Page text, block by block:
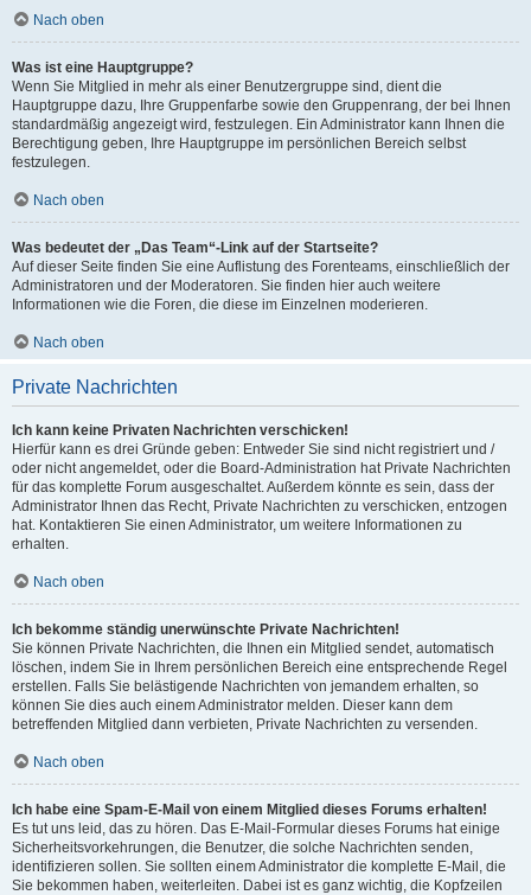
Nach oben
Was ist eine Hauptgruppe?
Wenn Sie Mitglied in mehr als einer Benutzergruppe sind, dient die
Hauptgruppe dazu, Ihre Gruppenfarbe sowie den Gruppenrang, der bei Ihnen
standardmäßig angezeigt wird, festzulegen. Ein Administrator kann Ihnen die
Berechtigung geben, Ihre Hauptgruppe im persönlichen Bereich selbst
festzulegen.
Nach oben
Was bedeutet der „Das Team“-Link auf der Startseite?
Auf dieser Seite finden Sie eine Auflistung des Forenteams, einschließlich der
Administratoren und der Moderatoren. Sie finden hier auch weitere
Informationen wie die Foren, die diese im Einzelnen moderieren.
Nach oben
Private Nachrichten
Ich kann keine Privaten Nachrichten verschicken!
Hierfür kann es drei Gründe geben: Entweder Sie sind nicht registriert und /
oder nicht angemeldet, oder die Board-Administration hat Private Nachrichten
für das komplette Forum ausgeschaltet. Außerdem könnte es sein, dass der
Administrator Ihnen das Recht, Private Nachrichten zu verschicken, entzogen
hat. Kontaktieren Sie einen Administrator, um weitere Informationen zu
erhalten.
Nach oben
Ich bekomme ständig unerwünschte Private Nachrichten!
Sie können Private Nachrichten, die Ihnen ein Mitglied sendet, automatisch
löschen, indem Sie in Ihrem persönlichen Bereich eine entsprechende Regel
erstellen. Falls Sie belästigende Nachrichten von jemandem erhalten, so
können Sie dies auch einem Administrator melden. Dieser kann dem
betreffenden Mitglied dann verbieten, Private Nachrichten zu versenden.
Nach oben
Ich habe eine Spam-E-Mail von einem Mitglied dieses Forums erhalten!
Es tut uns leid, das zu hören. Das E-Mail-Formular dieses Forums hat einige
Sicherheitsvorkehrungen, die Benutzer, die solche Nachrichten senden,
identifizieren sollen. Sie sollten einem Administrator die komplette E-Mail, die
Sie bekommen haben, weiterleiten. Dabei ist es ganz wichtig, die Kopfzeilen